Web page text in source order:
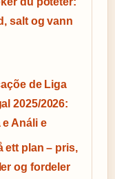
salt og vann
de Liga
2025/2026:
e Análi e
ett plan – pris,
og fordeler